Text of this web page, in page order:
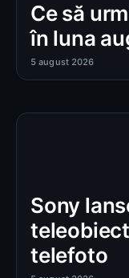
Ce să
în luna
5 august 2026
Sony
telefoto